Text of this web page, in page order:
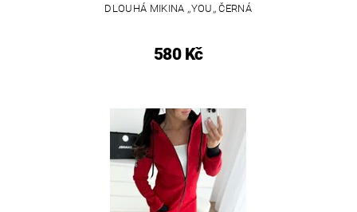
DLOUHÁ MIKINA ,,YOU,, ČERNÁ
580 Kč